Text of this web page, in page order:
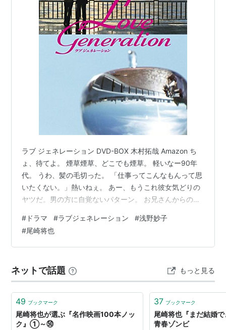
オトコの子育て （2007年、テレビ朝日）
ロト6で3億2千万円当てた男（2008年、テレビ朝
（2009年、関西テレビ）
(2009年、MMJ・TBS)
(2012年、NHK総合)
（2014年）
世界は今日から君のもの（2016年）
ラブ ジェネレーション DVD-BOX 木村拓哉 Amazon ち
ょ、待てよ。 煙草煙草、どこでも煙草。 軽いなー90年
代。 うわ、髪の毛切った。 「仕事ってこんなもんって思
いたくない。」熱いねぇ。 あー、もうこれ彼女気どりの
ヤツだ。男の方に自覚ないパターン。 お兄さんからの
レで？ソコに？ 猫だまし。 クリスマスツリーの値段聞い
た顔。 公園で思い出を一斗缶で燃やす女。「何やってる
んだ。」警察のような婚約者。 いきなり敬語になる2
もなんのその。 でもプロポーズは素敵だったなぁ。 あ、
冷蔵庫…
# ドラマ #ラブジェネレーション #浅野妙子
#尾崎将也
ネットで話題 もっと見る
49 ブックマーク
尾崎将也が選ぶ『名作映画100本ノッ
ク』①～㊿
37 ブックマーク
尾崎将也『まだ結婚
青春ゾンビ